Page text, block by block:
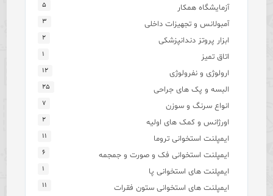
آزمایشگاه همکار ۵
آمبولانس و تجهیزات داخلی ۳
ابزار پروتز دندانپزشکی ۲
اتاق تمیز ۱
ارولوژی و نفرولوژی ۱۲
البسه و پک های جراحی ۲۵
انواع سرنگ و سوزن ۷
اورژانس و کمک های اولیه ۲
ایمپلنت استخوانی تروما ۱۱
ایمپلنت استخوانی فک و صورت و جمجمه ۶
ایمپلنت های استخوانی پا ۱
ایمپلنت های استخوانی ستون فقرات ۱۱